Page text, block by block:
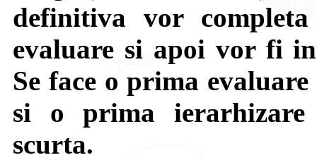
definitiva vor
evaluare si apoi vor fi
Se face o prima
si o prima
scurta.